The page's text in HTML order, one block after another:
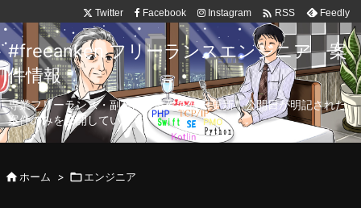
Twitter Facebook Instagram  RSS Feedly
#freeanken フリーランスエンジニア 案
件情報
専業フリーランス・副業向け案件を毎日更新！公開日が明記された
案件のみを公開しています。
ホーム > エンジニア